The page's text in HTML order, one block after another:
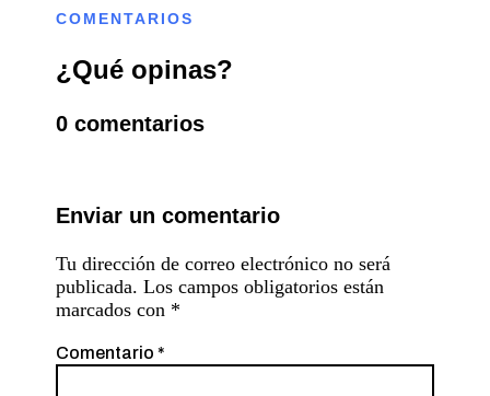
COMENTARIOS
¿Qué opinas?
0 comentarios
Enviar un comentario
Tu dirección de correo electrónico no será
publicada. Los campos obligatorios están
marcados con *
Comentario*